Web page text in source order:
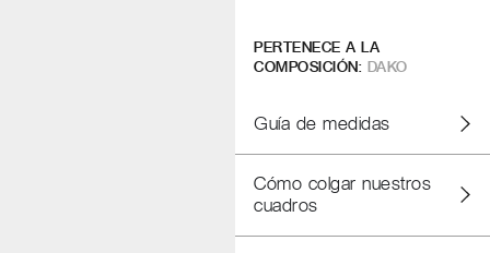
PERTENECE A LA
COMPOSICIÓN: DAKO
Guía de medidas
Cómo colgar nuestros
cuadros